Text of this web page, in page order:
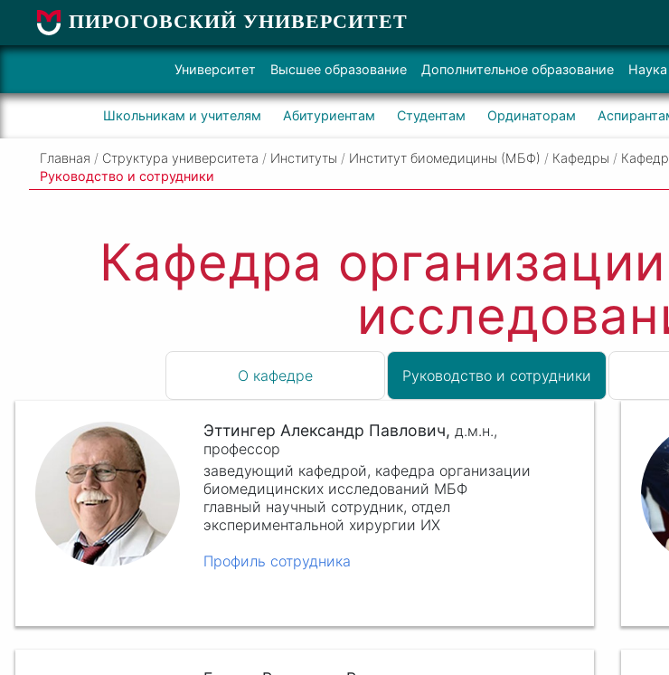
ПИРОГОВСКИЙ УНИВЕРСИТЕТ
Университет Высшее образование Дополнительное образование Наука
Школьникам и учителям Абитуриентам Студентам Ординаторам
Главная / Структура университета / Институты / Институт биомедицины (МБФ) / Кафедры /
Руководство и сотрудники
Кафедра
О кафедре Руководство и сотрудники
Эттингер Александр Павлович, д.м.н.,
профессор
заведующий кафедрой, кафедра организации
биомедицинских исследований МБФ
главный научный сотрудник, отдел
экспериментальной хирургии ИХ
Профиль сотрудника